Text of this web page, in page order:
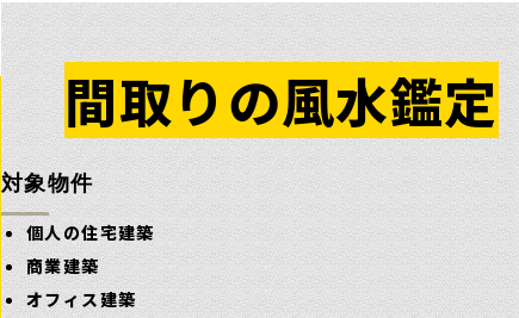
間取りの風水鑑定
対象物件
個人の住宅建築
商業建築
オフィス建築